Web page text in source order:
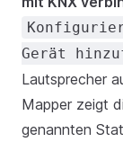
Gerät
Lautsprecher
Mapper zeigt
genannten